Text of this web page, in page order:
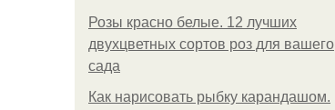
Розы красно белые. 12 лучших
двухцветных сортов роз для вашего
сада
Как нарисовать рыбку карандашом.